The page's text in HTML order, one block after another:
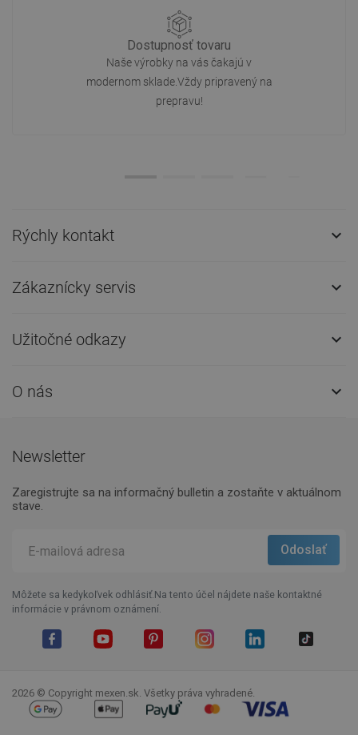
Dostupnosť tovaru
Naše výrobky na vás čakajú v
modernom sklade.Vždy pripravený na
prepravu!
Rýchly kontakt 
Zákaznícky servis 
Užitočné odkazy 
O nás 
Newsletter
Zaregistrujte sa na informačný bulletin a zostaňte v aktuálnom
stave.
Môžete sa kedykoľvek odhlásiť.Na tento účel nájdete naše kontaktné
informácie v právnom oznámení.
2026 © Copyright mexen.sk. Všetky práva vyhradené.